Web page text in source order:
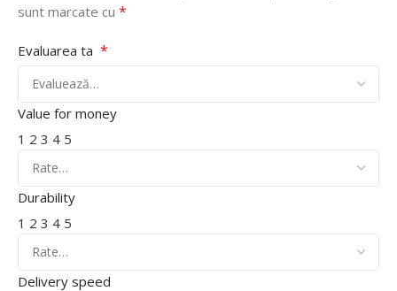
sunt marcate cu *
Evaluarea ta *
Value for money
1 2 3 4 5
Durability
1 2 3 4 5
Delivery speed